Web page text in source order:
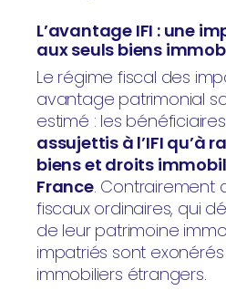
L’avantage IFI : une
aux seuls biens
Le régime fiscal des
avantage patrimonial
estimé : les bénéficiaires
assujettis à l’IFI qu’à
biens et droits
France. Contrairement
fiscaux ordinaires, qui
de leur patrimoine
impatriés sont exonérés
immobiliers étrangers.